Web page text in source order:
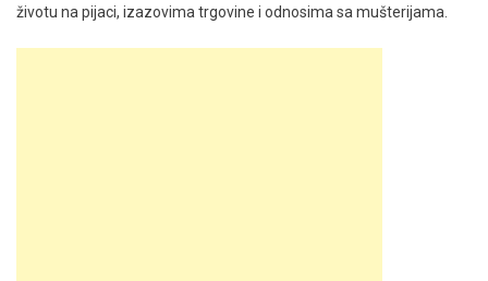
životu na pijaci, izazovima trgovine i odnosima sa mušterijama.